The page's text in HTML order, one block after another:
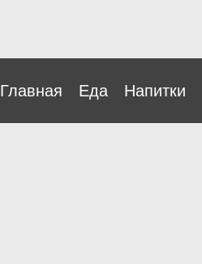
Главная Еда Напитки